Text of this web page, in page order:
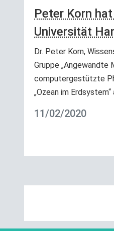
Peter Korn
Universität
Dr. Peter Korn,
Gruppe „Angewandte
computergestützte
„Ozean im Erdsystem“
11/02/2020